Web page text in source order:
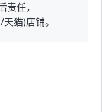
任，
猫)店铺。